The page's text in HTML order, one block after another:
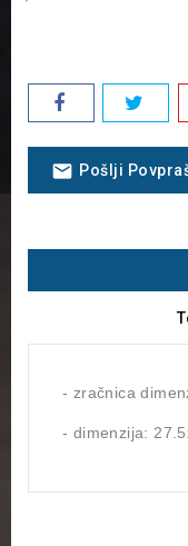
email Pošlji
- zračnica
- dimenzija: